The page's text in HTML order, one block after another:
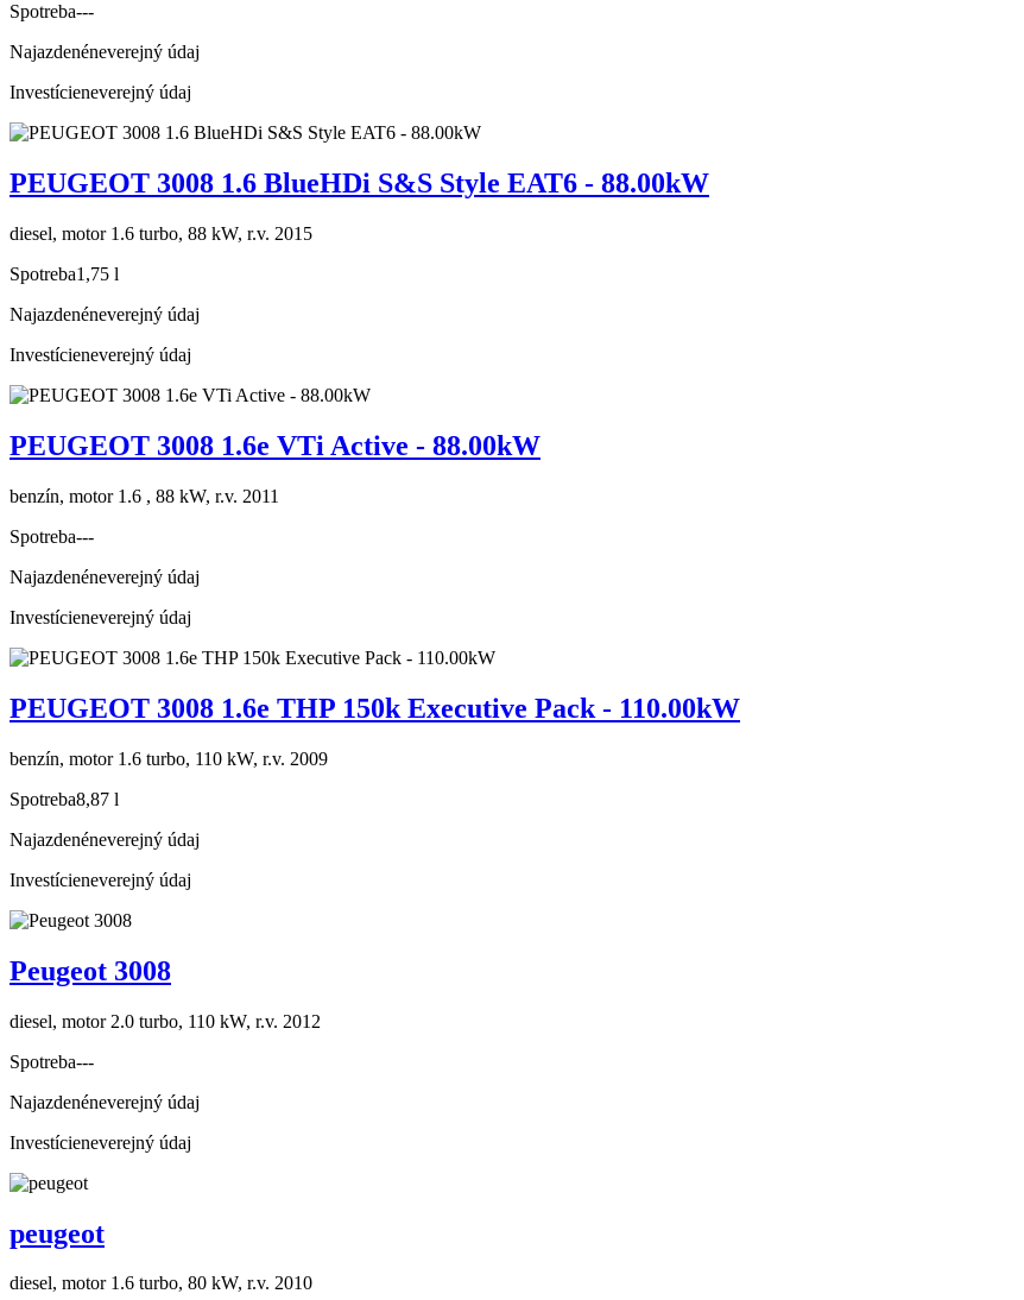
Spotreba---
Najazdenéneverejný údaj
Investícieneverejný údaj
PEUGEOT 3008 1.6 BlueHDi S&S Style EAT6 - 88.00kW
diesel, motor 1.6 turbo, 88 kW, r.v. 2015
Spotreba1,75 l
Najazdenéneverejný údaj
Investícieneverejný údaj
PEUGEOT 3008 1.6e VTi Active - 88.00kW
benzín, motor 1.6 , 88 kW, r.v. 2011
Spotreba---
Najazdenéneverejný údaj
Investícieneverejný údaj
PEUGEOT 3008 1.6e THP 150k Executive Pack - 110.00kW
benzín, motor 1.6 turbo, 110 kW, r.v. 2009
Spotreba8,87 l
Najazdenéneverejný údaj
Investícieneverejný údaj
Peugeot 3008
diesel, motor 2.0 turbo, 110 kW, r.v. 2012
Spotreba---
Najazdenéneverejný údaj
Investícieneverejný údaj
peugeot
diesel, motor 1.6 turbo, 80 kW, r.v. 2010